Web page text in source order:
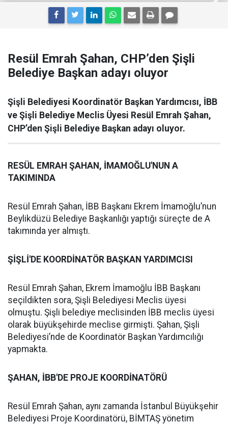
Resül Emrah Şahan, CHP’den Şişli
Belediye Başkan adayı oluyor
Şişli Belediyesi Koordinatör Başkan Yardımcısı, İBB
ve Şişli Belediye Meclis Üyesi Resül Emrah Şahan,
CHP’den Şişli Belediye Başkan adayı oluyor.
RESÜL EMRAH ŞAHAN, İMAMOĞLU'NUN A
TAKIMINDA
Resül Emrah Şahan, İBB Başkanı Ekrem İmamoğlu’nun
Beylikdüzü Belediye Başkanlığı yaptığı süreçte de A
takımında yer almıştı.
ŞİŞLİ'DE KOORDİNATÖR BAŞKAN YARDIMCISI
Resül Emrah Şahan, Ekrem İmamoğlu İBB Başkanı
seçildikten sora, Şişli Belediyesi Meclis üyesi
olmuştu. Şişli belediye meclisinden İBB meclis üyesi
olarak büyükşehirde meclise girmişti. Şahan, Şişli
Belediyesi’nde de Koordinatör Başkan Yardımcılığı
yapmakta.
ŞAHAN, İBB'DE PROJE KOORDİNATÖRÜ
Resül Emrah Şahan, aynı zamanda İstanbul Büyükşehir
Belediyesi Proje Koordinatörü, BİMTAŞ yönetim